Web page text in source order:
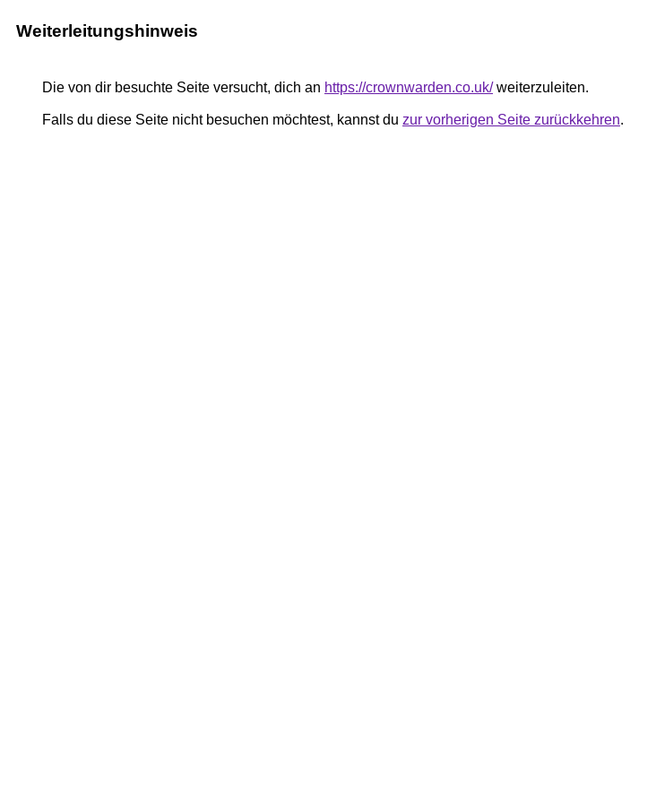
Weiterleitungshinweis
Die von dir besuchte Seite versucht, dich an https://crownwarden.co.uk/weiterzuleiten.
Falls du diese Seite nicht besuchen möchtest, kannst du zur vorherigen Seite zurückkehren.